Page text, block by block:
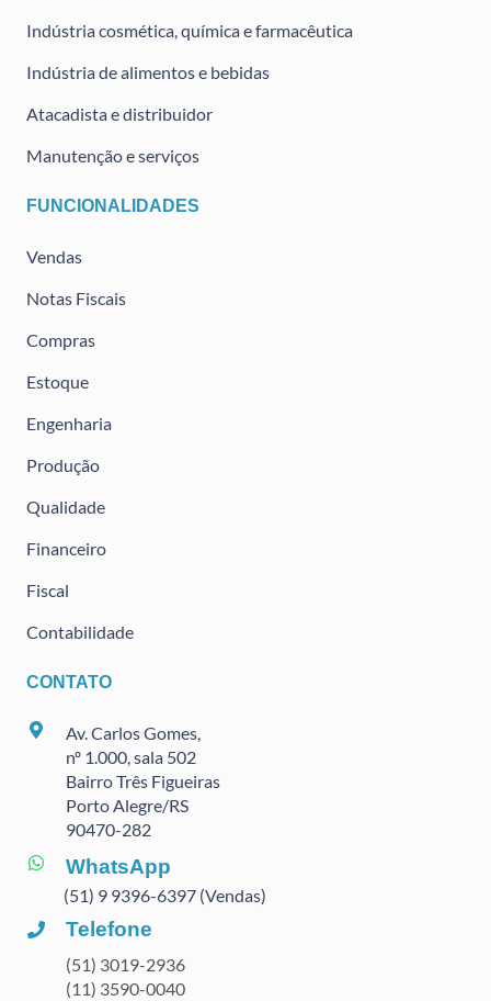
Indústria cosmética, química e farmacêutica
Indústria de alimentos e bebidas
Atacadista e distribuidor
Manutenção e serviços
FUNCIONALIDADES
Vendas
Notas Fiscais
Compras
Estoque
Engenharia
Produção
Qualidade
Financeiro
Fiscal
Contabilidade
CONTATO
Av. Carlos Gomes,
nº 1.000, sala 502
Bairro Três Figueiras
Porto Alegre/RS
90470-282
WhatsApp
(51) 9 9396-6397 (Vendas)
Telefone
(51) 3019-2936
(11) 3590-0040